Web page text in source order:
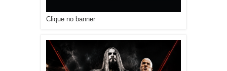
Clique no banner